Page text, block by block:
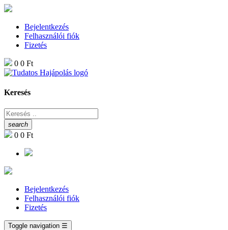
Bejelentkezés
Felhasználói fiók
Fizetés
0 0 Ft
Keresés
search
0 0 Ft
Bejelentkezés
Felhasználói fiók
Fizetés
Toggle navigation ☰